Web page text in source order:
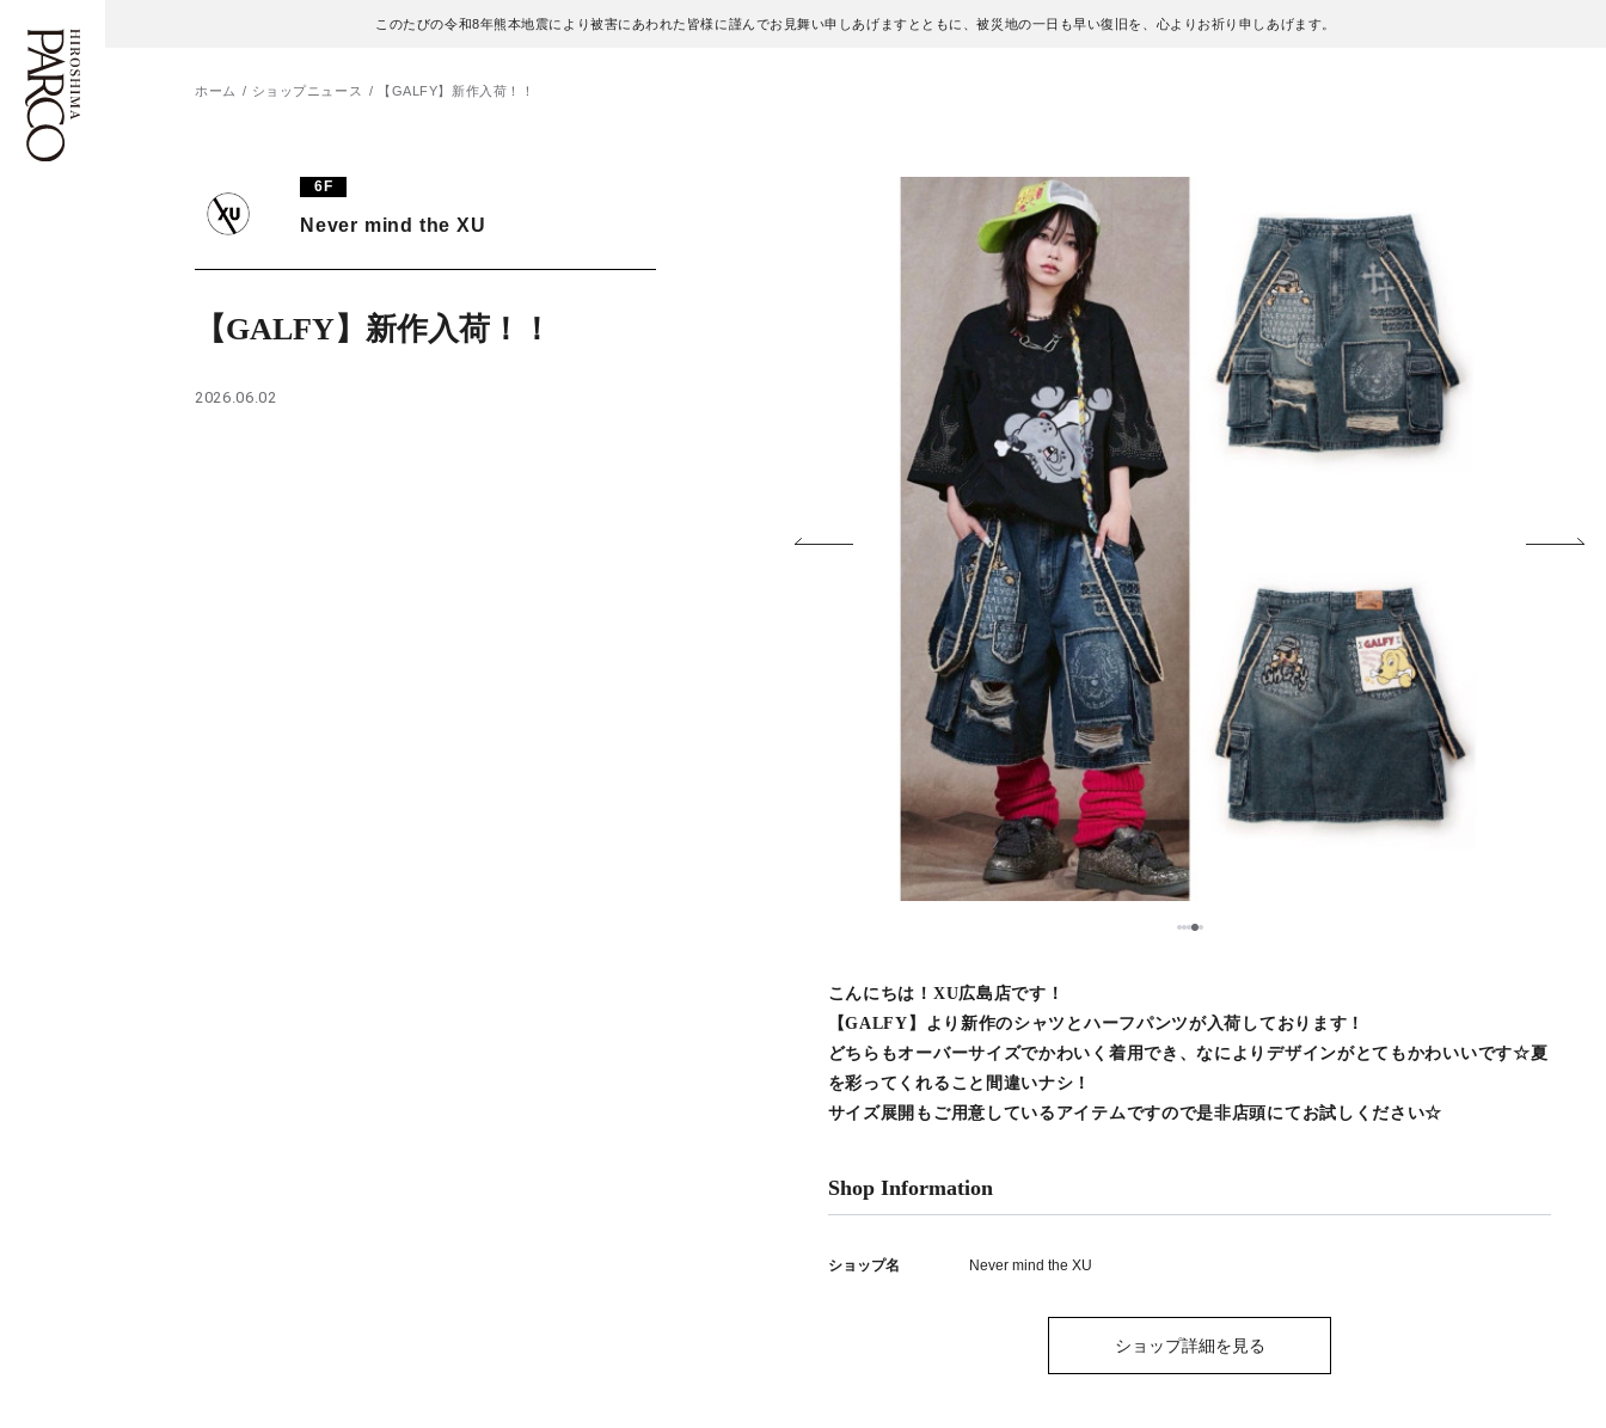
このたびの令和8年熊本地震により被害にあわれた皆様に謹んでお見舞い申しあげますとともに、被災地の一日も早い復旧を、心よりお祈り申しあげます。
施設案内・アクセス
ホーム ショップニュース 【GALFY】新作入荷！！
6F
Never mind the XU
【GALFY】新作入荷！！
2026.06.02
12345
こんにちは！XU広島店です！
【GALFY】より新作のシャツとハーフパンツが入荷しております！
どちらもオーバーサイズでかわいく着用でき、なによりデザインがとてもかわいいです☆夏
を彩ってくれること間違いナシ！
サイズ展開もご用意しているアイテムですので是非店頭にてお試しください☆
Shop Information
ショップ名 Never mind the XU
ショップ詳細を見る